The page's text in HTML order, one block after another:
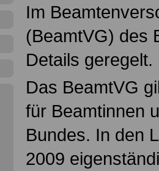
Im
(BeamtVG) des
Details geregelt.
Das BeamtVG
für Beamtinnen
Bundes. In den
2009